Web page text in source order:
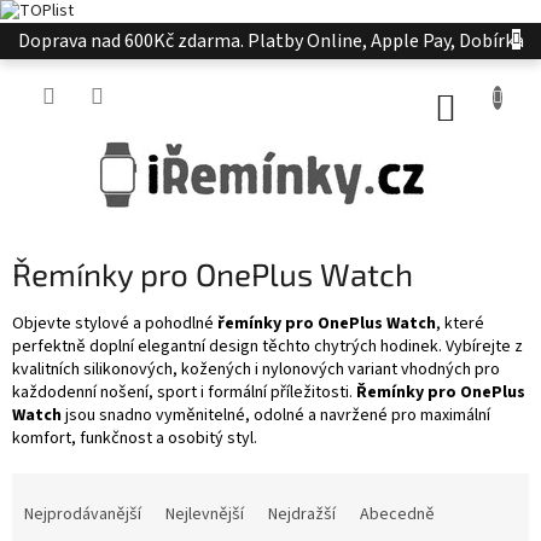
Přejít
na
Doprava nad 600Kč zdarma. Platby Online, Apple Pay, Dobírka
Řemínky pro OnePlus Watch
Objevte stylové a pohodlné řemínky pro OnePlus Watch, které
perfektně doplní elegantní design těchto chytrých hodinek. Vybírejte z
kvalitních silikonových, kožených i nylonových variant vhodných pro
každodenní nošení, sport i formální příležitosti. Řemínky pro OnePlus
Watchjsou snadno vyměnitelné, odolné a navržené pro maximální
komfort, funkčnost a osobitý styl.
Nejprodávanější Nejlevnější Nejdražší Abecedně